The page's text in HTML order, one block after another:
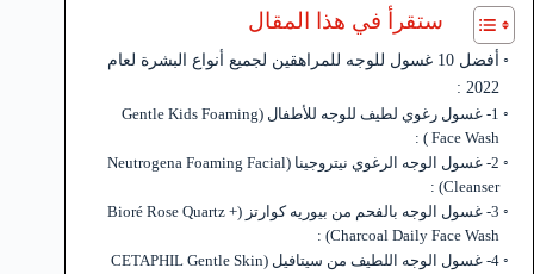
ستقرأ في هذا المقال
أفضل 10 غسول للوجه للمراهقين لجميع أنواع البشرة لعام
2022 :
1- غسول رغوي لطيف للوجه للأطفال (Gentle Kids Foaming
Face Wash ) :
2- غسول الوجه الرغوي نيتروجينا (Neutrogena Foaming Facial
Cleanser) :
3- غسول الوجه بالفحم من بيوريه كوارتز (Bioré Rose Quartz +
Charcoal Daily Face Wash) :
4- غسول الوجه اللطيف من سيتافيل (CETAPHIL Gentle Skin